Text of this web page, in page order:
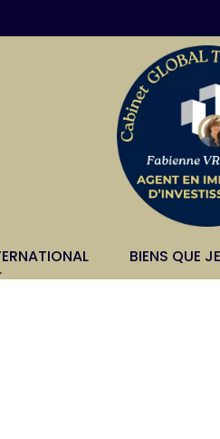
BIENS QUE